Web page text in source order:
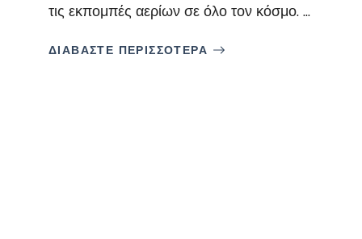
τις εκπομπές αερίων σε όλο τον κόσμο. ...
ΔΙΑΒΑΣΤΕ ΠΕΡΙΣΣΟΤΕΡΑ